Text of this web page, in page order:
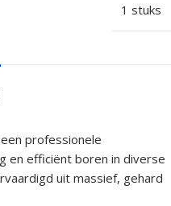
1 stuks
professionele
en efficiënt boren in diverse
uit massief, gehard